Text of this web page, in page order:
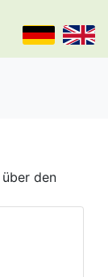
den